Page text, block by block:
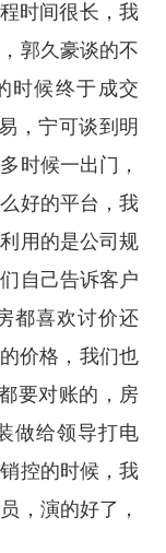
时间很长，我
郭久豪谈的不
时候终于成交
，宁可谈到明
时候一出门，
好的平台，我
用的是公司规
自己告诉客户
都喜欢讨价还
价格，我们也
要对账的，房
做给领导打电
控的时候，我
，演的好了，